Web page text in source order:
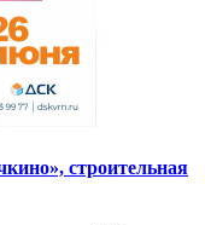
строительная